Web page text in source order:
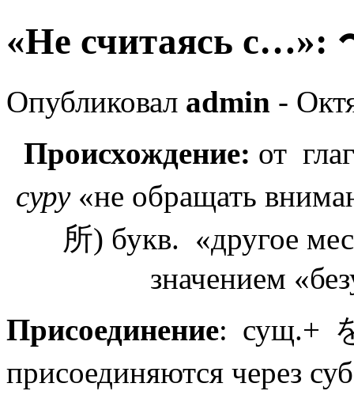
«Не считаясь с…»:
Опубликовал admin -
Происхождение: от
суру«не обращать
所) букв. «другое
значением
Присоединение: сущ.+
присоединяются через